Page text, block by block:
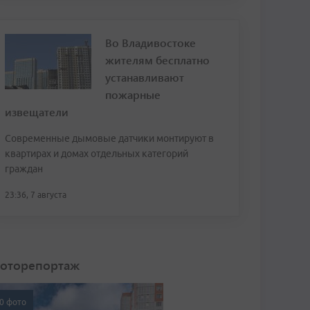
Во Владивостоке
жителям бесплатно
устанавливают
пожарные
извещатели
Современные дымовые датчики монтируют в
квартирах и домах отдельных категорий
граждан
23:36, 7 августа
фото